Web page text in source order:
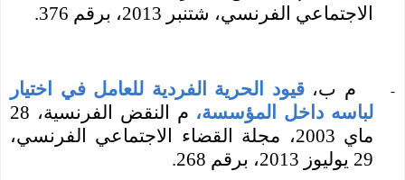
الاجتماعي الفرنسي، شتنبر 2013، برقم 376
.
- م ب،قيود الحرية الفردية للعامل في اختيار
لباسه داخل المؤسسة،
م النقض الفرنسية، 28
ماي 2003، مجلة القضاء الاجتماعي الفرنسي،
29 يوليوز 2013، برقم 268.